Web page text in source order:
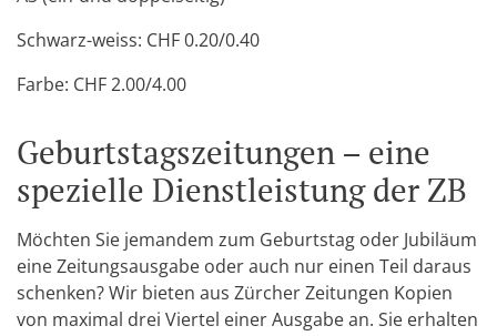
Schwarz-weiss: CHF 0.20/0.40
Farbe: CHF 2.00/4.00
Geburtstagszeitungen – eine
spezielle Dienstleistung der ZB
Möchten Sie jemandem zum Geburtstag oder Jubiläum
eine Zeitungsausgabe oder auch nur einen Teil daraus
schenken? Wir bieten aus Zürcher Zeitungen Kopien
von maximal drei Viertel einer Ausgabe an. Sie erhalten